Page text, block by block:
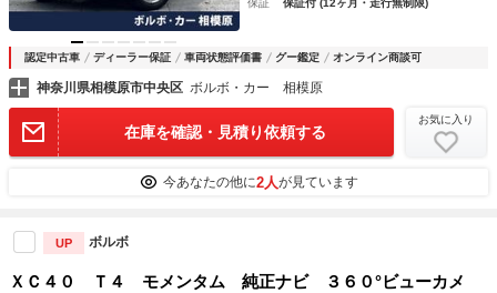
認定中古車 ディーラー保証 車両状態評価書 グー鑑定 オンライン商談可
神奈川県相模原市中央区 ボルボ・カー 相模原
在庫を確認・見積り依頼する
お気に入り
今あなたの他に2人が見ています
UP ボルボ
ＸＣ４０ Ｔ４ モメンタム 純正ナビ ３６０°ビューカメ